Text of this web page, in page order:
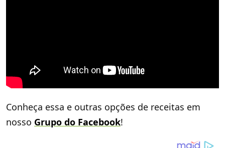
Conheça essa e outras opções de receitas em
nosso Grupo do Facebook!